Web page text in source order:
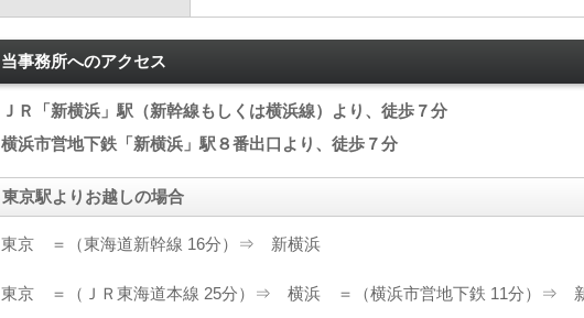
当事務所へのアクセス
ＪＲ「新横浜」駅（新幹線もしくは横浜線）より、徒歩７分
横浜市営地下鉄「新横浜」駅８番出口より、徒歩７分
東京駅よりお越しの場合
東京 ＝（東海道新幹線 16分）⇒ 新横浜
東京 ＝（ＪＲ東海道本線 25分）⇒ 横浜 ＝（横浜市営地下鉄 11分）⇒